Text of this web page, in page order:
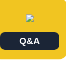
Q&A